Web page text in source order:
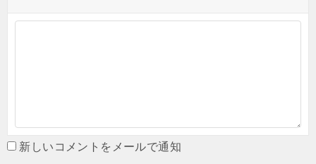
新しいコメントをメールで通知